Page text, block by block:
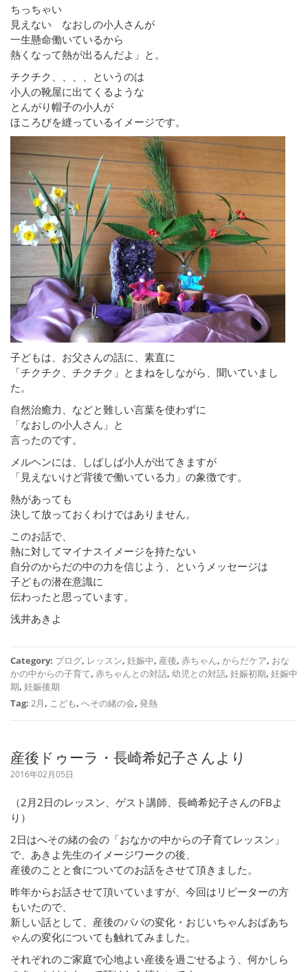
ちっちゃい
見えない なおしの小人さんが
一生懸命働いているから
熱くなって熱が出るんだよ」と。
チクチク、、、、というのは
小人の靴屋に出てくるような
とんがり帽子の小人が
ほころびを縫っているイメージです。
子どもは、お父さんの話に、素直に
「チクチク、チクチク」とまねをしながら、聞いていまし
た。
自然治癒力、などと難しい言葉を使わずに
「なおしの小人さん」と
言ったのです。
メルヘンには、しばしば小人が出てきますが
「見えないけど背後で働いている力」の象徴です。
熱があっても
決して放っておくわけではありません。
このお話で、
熱に対してマイナスイメージを持たない
自分のからだの中の力を信じよう、というメッセージは
子どもの潜在意識に
伝わったと思っています。
浅井あきよ
Category: ブログ, レッスン, 妊娠中, 産後, 赤ちゃん, からだケア, おな
かの中からの子育て, 赤ちゃんとの対話, 幼児との対話, 妊娠初期, 妊娠中
期, 妊娠後期
Tag: 2月, こども, へその緒の会, 発熱
産後ドゥーラ・長崎希妃子さんより
2016年02月05日
（2月2日のレッスン、ゲスト講師、長崎希妃子さんのFBよ
り）
2日はへその緒の会の「おなかの中からの子育てレッスン」
で、あきよ先生のイメージワークの後、
産後のことと食についてのお話をさせて頂きました。
昨年からお話させて頂いていますが、今回はリピーターの方
もいたので、
新しい話として、産後のパパの変化・おじいちゃんおばあち
ゃんの変化についても触れてみました。
それぞれのご家庭で心地よい産後を過ごせるよう、何かしら